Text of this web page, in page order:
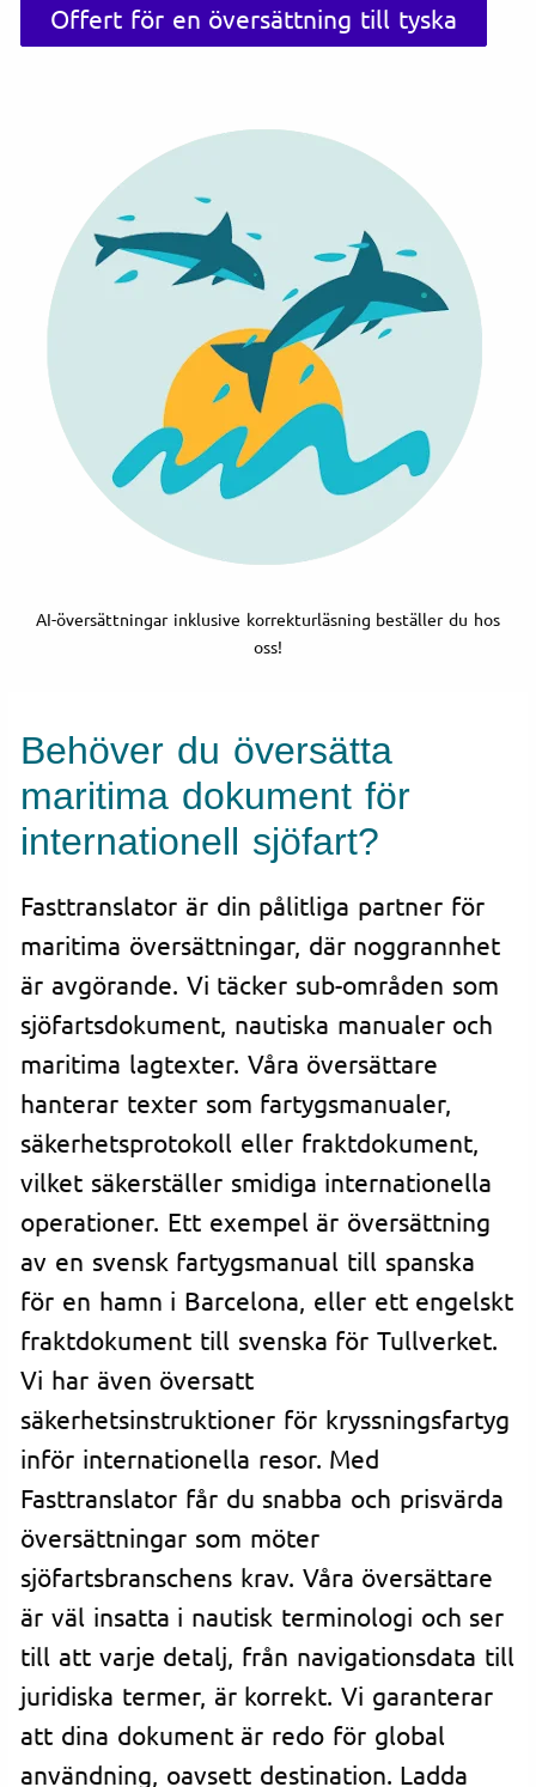
Offert för en översättning till tyska
AI-översättningar inklusive korrekturläsning beställer du hos
oss!
Behöver du översätta
maritima dokument för
internationell sjöfart?
Fasttranslator är din pålitliga partner för
maritima översättningar, där noggrannhet
är avgörande. Vi täcker sub-områden som
sjöfartsdokument, nautiska manualer och
maritima lagtexter. Våra översättare
hanterar texter som fartygsmanualer,
säkerhetsprotokoll eller fraktdokument,
vilket säkerställer smidiga internationella
operationer. Ett exempel är översättning
av en svensk fartygsmanual till spanska
för en hamn i Barcelona, eller ett engelskt
fraktdokument till svenska för Tullverket.
Vi har även översatt
säkerhetsinstruktioner för kryssningsfartyg
inför internationella resor. Med
Fasttranslator får du snabba och prisvärda
översättningar som möter
sjöfartsbranschens krav. Våra översättare
är väl insatta i nautisk terminologi och ser
till att varje detalj, från navigationsdata till
juridiska termer, är korrekt. Vi garanterar
att dina dokument är redo för global
användning, oavsett destination. Ladda